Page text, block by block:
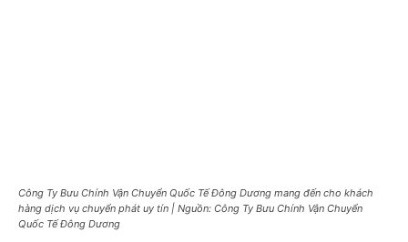
Công Ty Bưu Chính Vận Chuyển Quốc Tế Đông Dương mang đến cho khách
hàng dịch vụ chuyển phát uy tín | Nguồn: Công Ty Bưu Chính Vận Chuyển
Quốc Tế Đông Dương